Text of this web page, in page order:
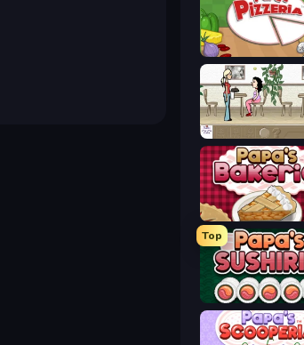
Papa's Pizzeria
The Waitress
Papa's Bakeria
Top
Papa's Sushiria